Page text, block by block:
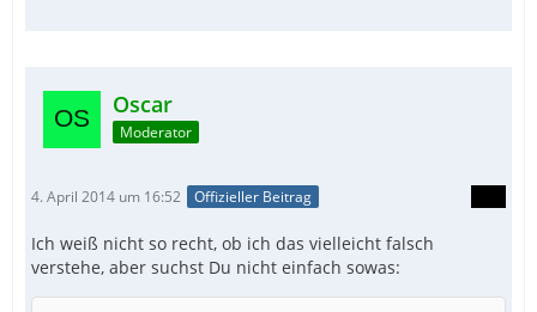
Oscar
Moderator
4. April 2014 um 16:52 Offizieller Beitrag
Ich weiß nicht so recht, ob ich das vielleicht falsch
verstehe, aber suchst Du nicht einfach sowas: